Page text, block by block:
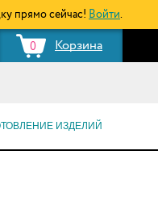
прямо сейчас! Войти.
0 Корзина
ИЗДЕЛИЙ